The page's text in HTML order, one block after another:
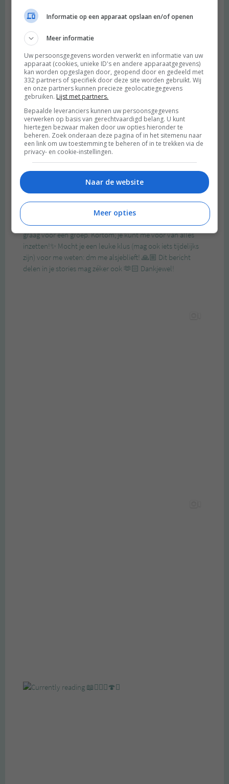
Informatie op een apparaat opslaan en/of openen
Meer informatie
Uw persoonsgegevens worden verwerkt en informatie van uw
apparaat (cookies, unieke ID's en andere apparaatgegevens)
kan worden opgeslagen door, geopend door en gedeeld met
332 partners of specifiek door deze site worden gebruikt. Wij
en onze partners kunnen precieze geolocatiegegevens
gebruiken. Lijst met partners.
Bepaalde leveranciers kunnen uw persoonsgegevens
verwerken op basis van gerechtvaardigd belang. U kunt
hiertegen bezwaar maken door uw opties hieronder te
beheren. Zoek onderaan deze pagina of in het sitemenu naar
een link om uw toestemming te beheren of in te trekken via de
privacy- en cookie-instellingen.
Naar de website
Meer opties